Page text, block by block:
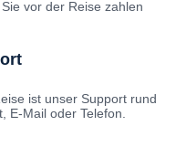
vor der Reise zahlen
ist unser Support rund
E-Mail oder Telefon.